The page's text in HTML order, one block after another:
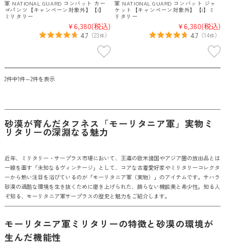
軍 NATIONAL GUARD コンバット カー
ゴパンツ【キャンペーン対象外】【I】
ミリタリー
¥6,380(税込)
4.7（23件）
軍 NATIONAL GUARD コンバット ジャ
ケット【キャンペーン対象外】【I】ミ
リタリー
¥6,380(税込)
4.7 （14件）
2件中1件～2件を表示
砂漠が育んだタフネス「モーリタニア軍」実物ミ
リタリーの深淵なる魅力
近年、ミリタリー・サープラス市場において、王道の欧米諸国やアジア圏の放出品とは
一線を画す「未知なるヴィンテージ」として、コアな古着愛好家やミリタリーコレクタ
ーから熱い注目を浴びているのが「モーリタニア軍（実物）」のアイテムです。サハラ
砂漠の過酷な環境を生き抜くために磨き上げられた、飾らない機能美と希少性。知る人
ぞ知る、モーリタニア軍サープラスの歴史と魅力をご紹介します。
モーリタニア軍ミリタリーの特徴と砂漠の環境が
生んだ機能性